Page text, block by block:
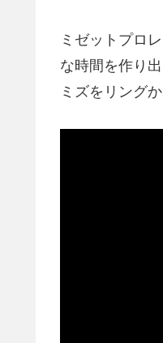
ミゼットプロ
な時間を作り
ミズをリング